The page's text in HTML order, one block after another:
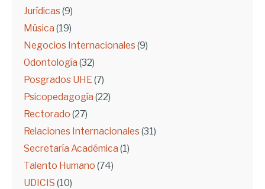
Jurídicas (9)
Música (19)
Negocios Internacionales (9)
Odontología (32)
Posgrados UHE (7)
Psicopedagogía (22)
Rectorado (27)
Relaciones Internacionales (31)
Secretaría Académica (1)
Talento Humano (74)
UDICIS (10)